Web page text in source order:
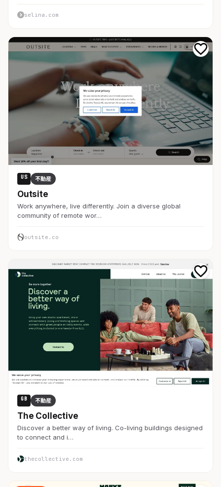
selina.com
US 不動産
Outsite
Work anywhere, live differently. Join a diverse global
community of remote wor…
outsite.co
GB 不動産
The Collective
Discover a better way of living. Co-living buildings designed
to connect and i…
thecollective.com